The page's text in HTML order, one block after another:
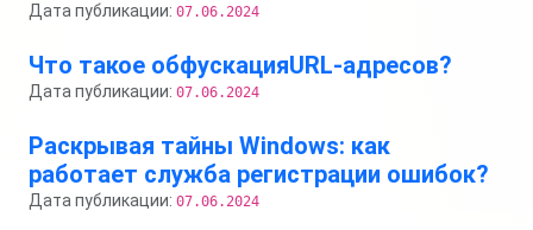
Дата публикации: 07.06.2024
Что такое обфускацияURL-адресов?
Дата публикации: 07.06.2024
Раскрывая тайны Windows: как
работает служба регистрации ошибок?
Дата публикации: 07.06.2024